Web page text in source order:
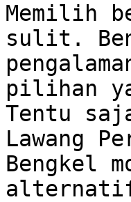
Memilih
sulit.
pilihan
Tentu
Lawang
Bengkel
alternatif